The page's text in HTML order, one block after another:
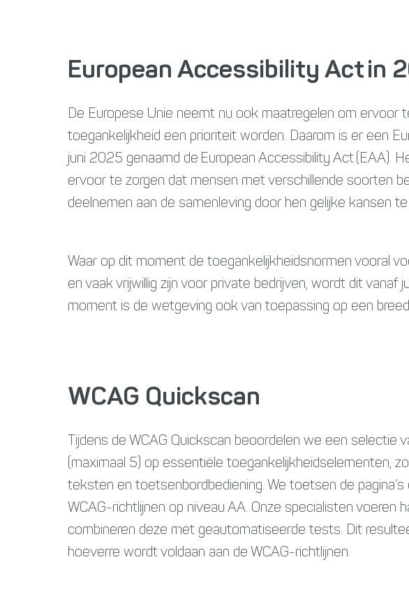
European Accessibility Act in
De Europese Unie neemt nu ook maatregelen om ervoor
toegankelijkheid een prioriteit worden. Daarom is er een
juni 2025 genaamd de European Accessibility Act (EAA).
ervoor te zorgen dat mensen met verschillende soorten
deelnemen aan de samenleving door hen gelijke kansen te
Waar op dit moment de toegankelijkheidsnormen vooral
en vaak vrijwillig zijn voor private bedrijven, wordt dit vanaf
moment is de wetgeving ook van toepassing op een
WCAG Quickscan
Tijdens de WCAG Quickscan beoordelen we een selectie
(maximaal 5) op essentiële toegankelijkheidselementen,
teksten en toetsenbordbediening. We toetsen de
WCAG-richtlijnen op niveau AA. Onze specialisten voeren
combineren deze met geautomatiseerde tests. Dit
hoeverre wordt voldaan aan de WCAG-richtlijnen.